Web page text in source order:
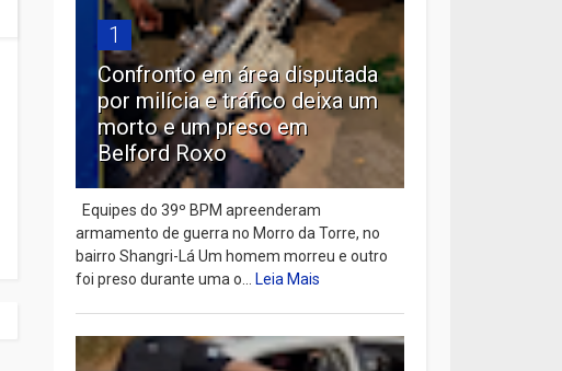
1
Confronto em área disputada
por milícia e tráfico deixa um
morto e um preso em
Belford Roxo
Equipes do 39º BPM apreenderam
armamento de guerra no Morro da Torre, no
bairro Shangri-Lá Um homem morreu e outro
foi preso durante uma o...Leia Mais